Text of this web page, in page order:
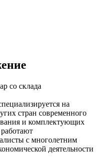
на
стран современного
и комплектующих
с многолетним
деятельности